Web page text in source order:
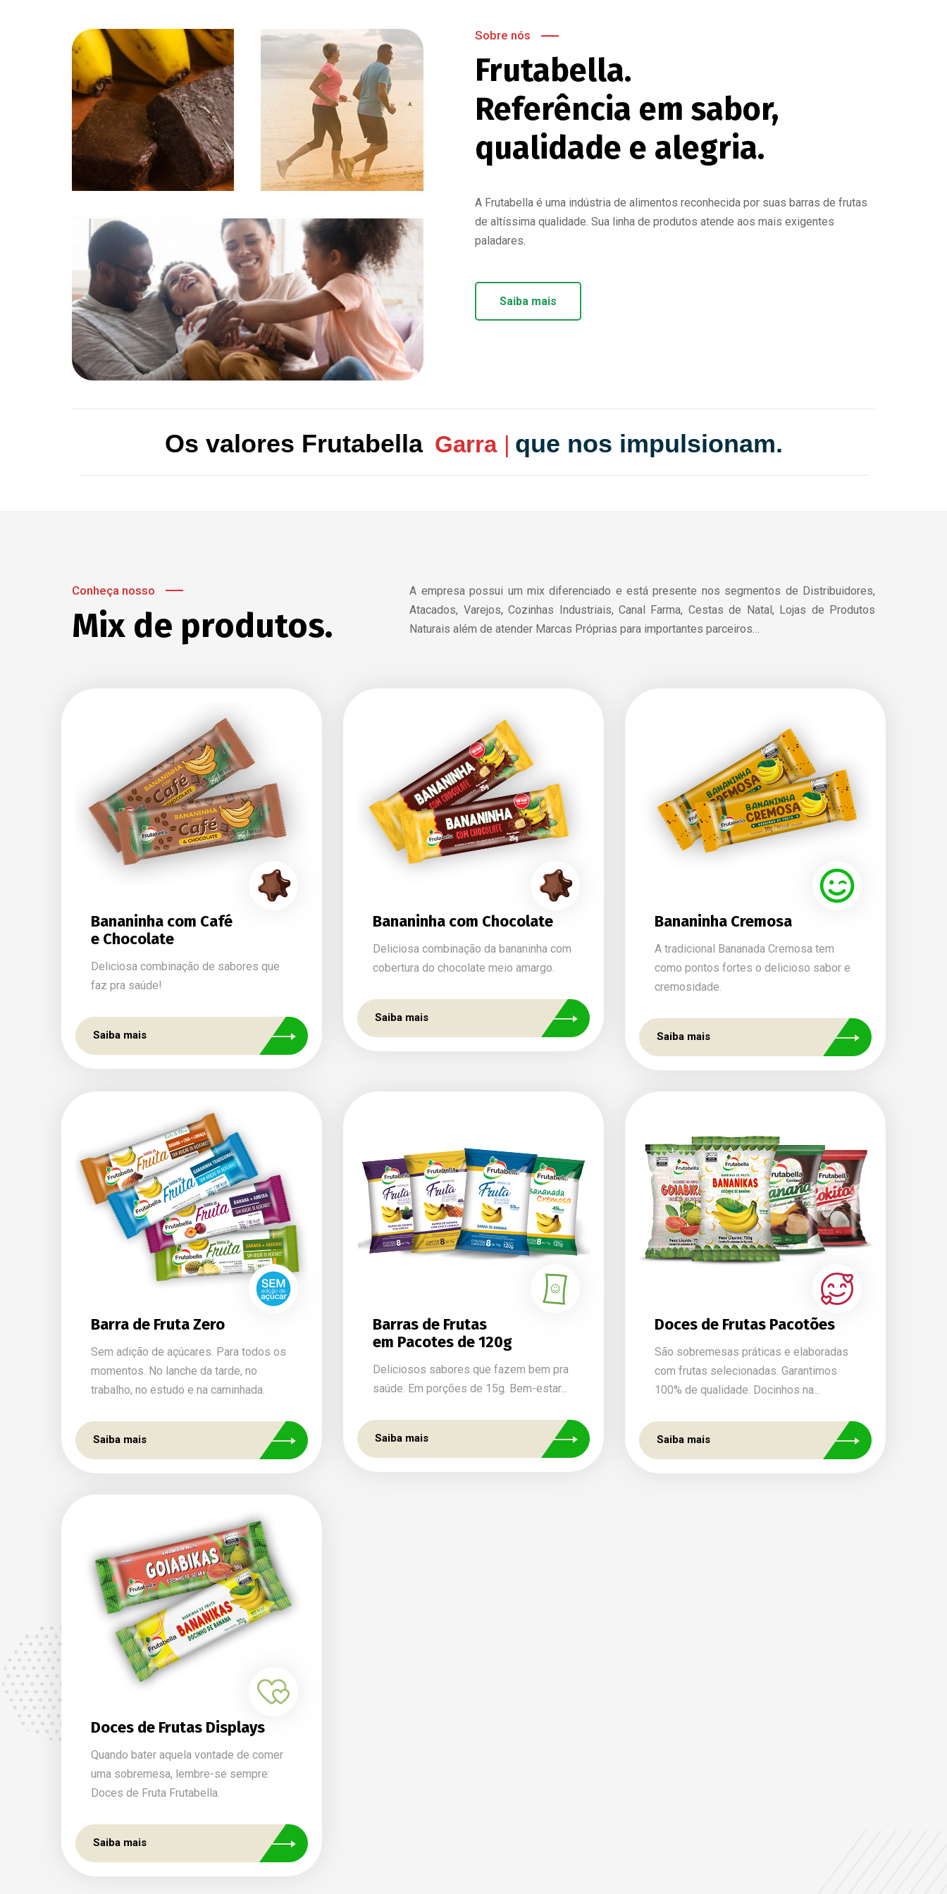
Sobre nós
Frutabella.
Referência em sabor,
qualidade e alegria.
A Frutabella é uma indústria de alimentos reconhecida por suas barras de frutas
de altíssima qualidade. Sua linha de produtos atende aos mais exigentes
paladares.
Saiba mais
Os valores Frutabella Cr |que nos impulsionam.
Conheça nosso
Mix de produtos.
A empresa possui um mix diferenciado e está presente nos segmentos de Distribuidores,
Atacados, Varejos, Cozinhas Industriais, Canal Farma, Cestas de Natal, Lojas de Produtos
Naturais além de atender Marcas Próprias para importantes parceiros…
Bananinha com Café
e Chocolate
Deliciosa combinação de sabores que
faz pra saúde!
Saiba mais
Bananinha com Chocolate
Deliciosa combinação da bananinha com
cobertura do chocolate meio amargo.
Saiba mais
Bananinha Cremosa
A tradicional Bananada Cremosa tem
como pontos fortes o delicioso sabor e
cremosidade.
Saiba mais
Barra de Fruta Zero
Sem adição de açúcares. Para todos os
momentos. No lanche da tarde, no
trabalho, no estudo e na caminhada.
Saiba mais
Barras de Frutas
em Pacotes de 120g
Deliciosos sabores que fazem bem pra
saúde. Em porções de 15g. Bem-estar...
Saiba mais
Doces de Frutas Pacotões
São sobremesas práticas e elaboradas
com frutas selecionadas. Garantimos
100% de qualidade. Docinhos na...
Saiba mais
Doces de Frutas Displays
Quando bater aquela vontade de comer
uma sobremesa, lembre-se sempre:
Doces de Fruta Frutabella.
Saiba mais